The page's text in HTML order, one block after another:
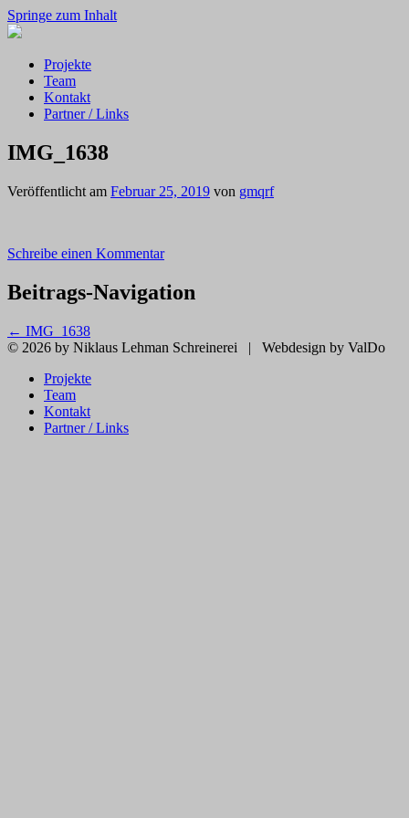
Springe zum Inhalt
Projekte
Team
Kontakt
Partner / Links
IMG_1638
Veröffentlicht am Februar 25, 2019 von gmqrf
Schreibe einen Kommentar
Beitrags-Navigation
← IMG_1638
© 2026 by Niklaus Lehman Schreinerei
| Webdesign by ValDo
Projekte
Team
Kontakt
Partner / Links